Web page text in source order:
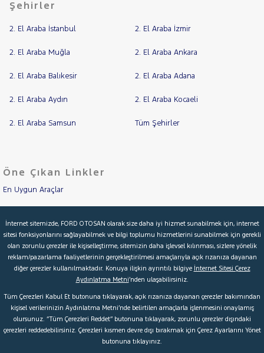
Şehirler
2. El Araba İstanbul 2. El Araba İzmir
2. El Araba Muğla 2. El Araba Ankara
2. El Araba Balıkesir 2. El Araba Adana
2. El Araba Aydın 2. El Araba Kocaeli
2. El Araba Samsun Tüm Şehirler
Öne Çıkan Linkler
En Uygun Araçlar
İkinci El Garanti
Kampanyalar
Kredi Hesaplama & Başvuru
© 2026 Ford Türkiye Ford Kurumsal Hakkımızda
Şartlar & Kişisel Verilerin Korunması S.S.S.
İnternet sitemizde, FORD OTOSAN olarak size daha iyi hizmet sunabilmek için, internet
sitesi fonksiyonlarını sağlayabilmek ve bilgi toplumu hizmetlerini sunabilmek için gerekli
olan zorunlu çerezler ile kişiselleştirme, sitemizin daha işlevsel kılınması, sizlere yönelik
reklam/pazarlama faaliyetlerinin gerçekleştirilmesi amaçlarıyla açık rızanıza dayanan
diğer çerezler kullanılmaktadır. Konuya ilişkin ayrıntılı bilgiye İnternet Sitesi Çerez
Aydınlatma Metni’nden ulaşabilirsiniz.
Tüm Çerezleri Kabul Et butonuna tıklayarak, açık rızanıza dayanan çerezler bakımından
kişisel verilerinizin Aydınlatma Metni’nde belirtilen amaçlarla işlenmesini onaylamış
olursunuz. “Tüm Çerezleri Reddet” butonuna tıklayarak, zorunlu çerezler dışındaki
çerezleri reddedebilirsiniz. Çerezleri kısmen devre dışı bırakmak için Çerez Ayarlarını Yönet
butonuna tıklayınız.